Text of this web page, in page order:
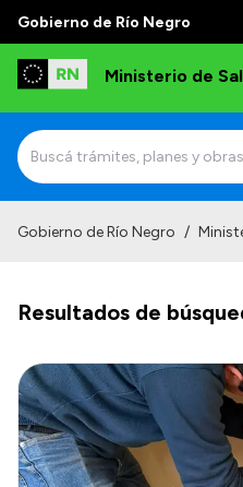
Gobierno de Río Negro
Ministerio de
Normativa y Funciones
Autoridades
Consejos locales
Gobierno de Río Negro /
Resultados de